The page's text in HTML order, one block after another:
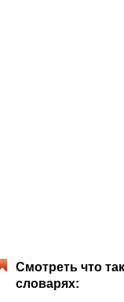
Смотреть что
словарях: